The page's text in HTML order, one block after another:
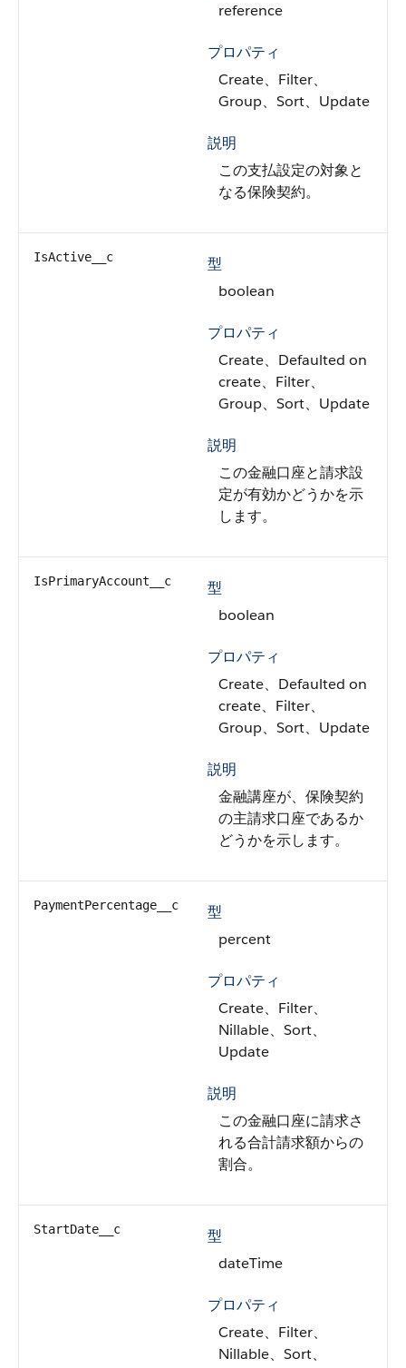
reference
プロパティ
Create、Filter、
Group、Sort、Update
説明
この支払設定の対象と
なる保険契約。
IsActive__c
型
boolean
プロパティ
Create、Defaulted on
create、Filter、
Group、Sort、Update
説明
この金融口座と請求設
定が有効かどうかを示
します。
IsPrimaryAccount__c
型
boolean
プロパティ
Create、Defaulted on
create、Filter、
Group、Sort、Update
説明
金融講座が、保険契約
の主請求口座であるか
どうかを示します。
PaymentPercentage__c
型
percent
プロパティ
Create、Filter、
Nillable、Sort、
Update
説明
この金融口座に請求さ
れる合計請求額からの
割合。
StartDate__c
型
dateTime
プロパティ
Create、Filter、
Nillable、Sort、